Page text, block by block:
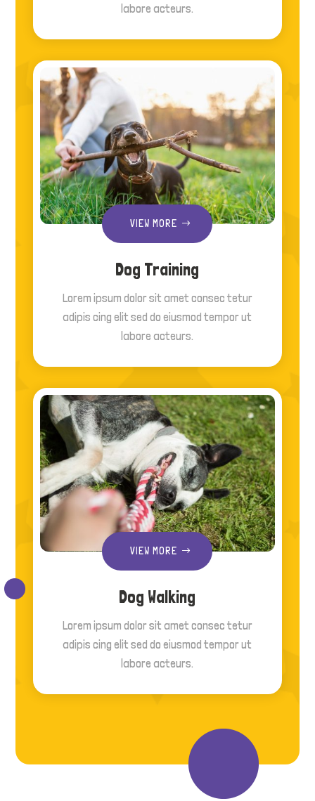
labore acteurs.
VIEW MORE
Dog Training
Lorem ipsum dolor sit amet consec tetur
adipis cing elit sed do eiusmod tempor ut
labore acteurs.
VIEW MORE
Dog Walking
Lorem ipsum dolor sit amet consec tetur
adipis cing elit sed do eiusmod tempor ut
labore acteurs.